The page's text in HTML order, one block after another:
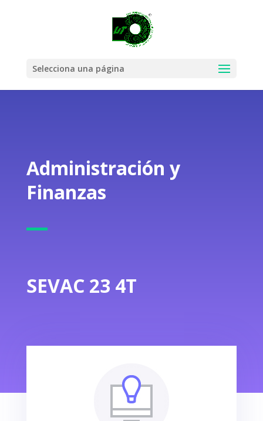
Selecciona una página
Administración y
Finanzas
SEVAC 23 4T